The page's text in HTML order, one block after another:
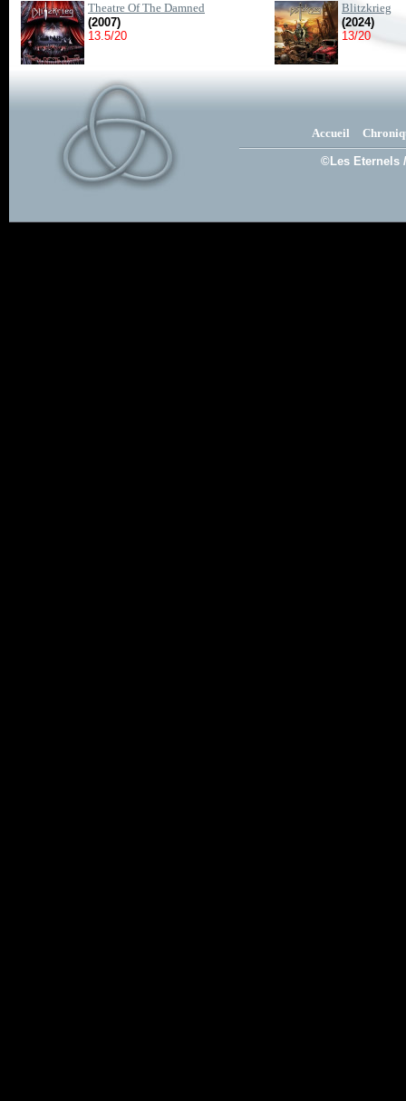
Theatre Of The Damned
(2007)
13.5/20
Blitzkrieg
(2024)
13/20
Accueil
©Les Eternels